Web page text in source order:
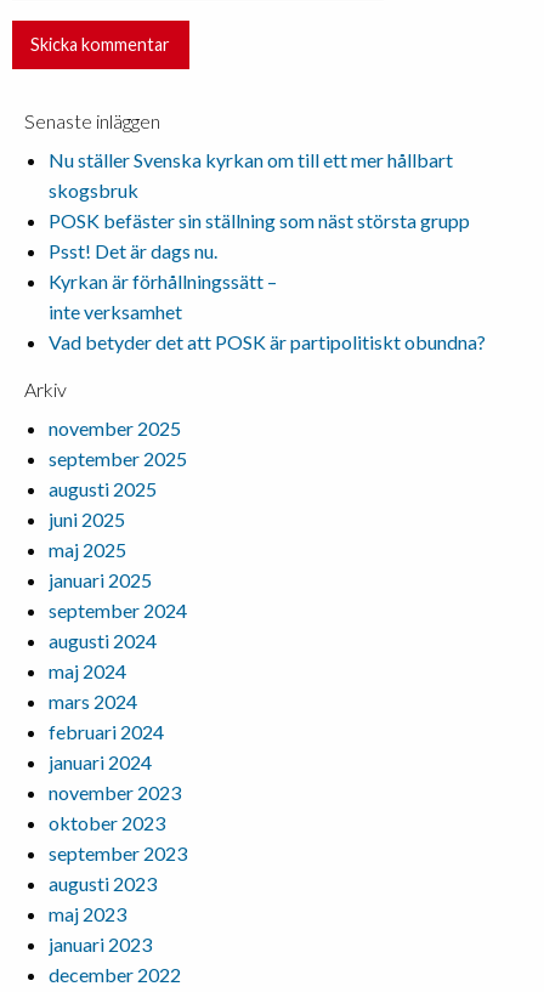
Senaste inläggen
Nu ställer Svenska kyrkan om till ett mer hållbart
skogsbruk
POSK befäster sin ställning som näst största grupp
Psst! Det är dags nu.
Kyrkan är förhållningssätt –
inte verksamhet
Vad betyder det att POSK är partipolitiskt obundna?
Arkiv
november 2025
september 2025
augusti 2025
juni 2025
maj 2025
januari 2025
september 2024
augusti 2024
maj 2024
mars 2024
februari 2024
januari 2024
november 2023
oktober 2023
september 2023
augusti 2023
maj 2023
januari 2023
december 2022